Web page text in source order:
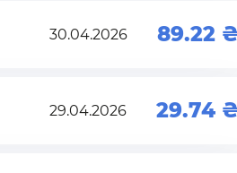
30.04.2026 89.22
29.04.2026 29.74